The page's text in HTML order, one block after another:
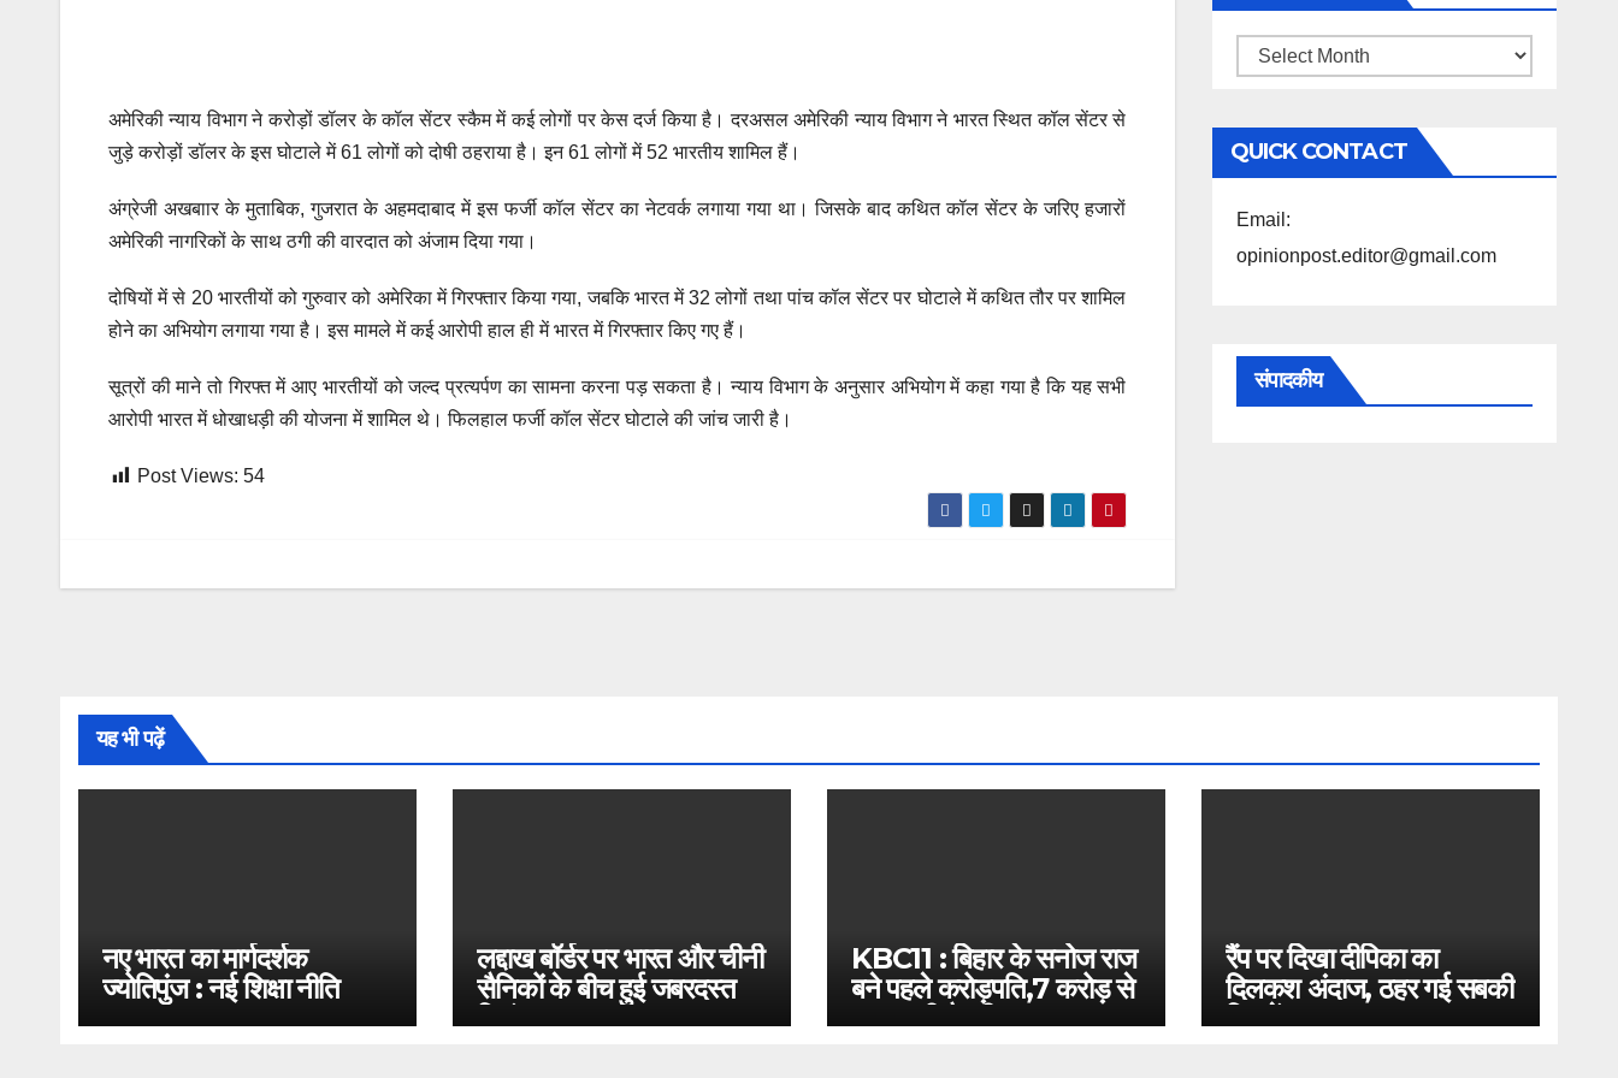
अमेरिकी न्याय विभाग ने करोड़ों डॉलर के कॉल सेंटर स्कैम में कई लोगों पर केस दर्ज किया है। दरअसल अमेरिकी न्याय विभाग ने भारत स्थित कॉल सेंटर से
जुड़े करोड़ों डॉलर के इस घोटाले में 61 लोगों को दोषी ठहराया है। इन 61 लोगों में 52 भारतीय शामिल हैं।
अंग्रेजी अखबाार के मुताबिक, गुजरात के अहमदाबाद में इस फर्जी कॉल सेंटर का नेटवर्क लगाया गया था। जिसके बाद कथित कॉल सेंटर के जरिए हजारों
अमेरिकी नागरिकों के साथ ठगी की वारदात को अंजाम दिया गया।
दोषियों में से 20 भारतीयों को गुरुवार को अमेरिका में गिरफ्तार किया गया, जबकि भारत में 32 लोगों तथा पांच कॉल सेंटर पर घोटाले में कथित तौर पर शामिल
होने का अभियोग लगाया गया है। इस मामले में कई आरोपी हाल ही में भारत में गिरफ्तार किए गए हैं।
सूत्रों की माने तो गिरफ्त में आए भारतीयों को जल्द प्रत्यर्पण का सामना करना पड़ सकता है। न्याय विभाग के अनुसार अभियोग में कहा गया है कि यह सभी
आरोपी भारत में धोखाधड़ी की योजना में शामिल थे। फिलहाल फर्जी कॉल सेंटर घोटाले की जांच जारी है।
Post Views: 54
महिने
अनुसार
पढ़ें
QUICK CONTACT
Email:
opinionpost.editor@gmail.com
संपादकीय
यह भी पढ़ें
नए भारत का मार्गदर्शक
ज्योतिपुंज : नई शिक्षा नीति
2020
लद्दाख बॉर्डर पर भारत और चीनी
सैनिकों के बीच हुई जबरदस्त
भिड़ंत
KBC11 : बिहार के सनोज राज
बने पहले करोड़पति,7 करोड़ से
बस इतनी है दूरी
रैंप पर दिखा दीपिका का
दिलकश अंदाज, ठहर गई सबकी
निगाहें